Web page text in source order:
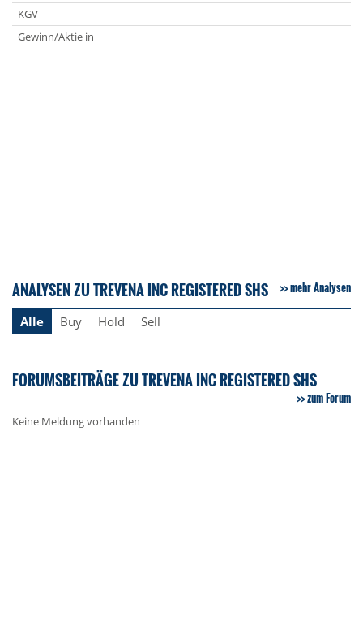
KGV
Gewinn/Aktie in
ANALYSEN ZU TREVENA INC REGISTERED SHS mehr Analysen
Alle Buy Hold Sell
FORUMSBEITRÄGE ZU TREVENA INC REGISTERED SHS
zum Forum
Keine Meldung vorhanden